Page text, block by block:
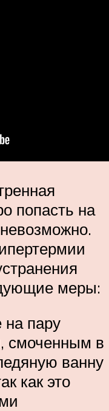
попасть на
меры:
на пару
смоченным в
ванну
как это